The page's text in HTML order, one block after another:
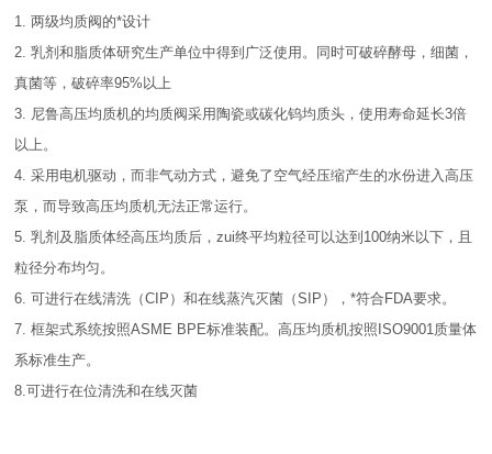
1. 两级均质阀的*设计
2. 乳剂和脂质体研究生产单位中得到广泛使用。同时可破碎酵母，细菌，
真菌等，破碎率95%以上
3. 尼鲁高压均质机的均质阀采用陶瓷或碳化钨均质头，使用寿命延长3倍
以上。
4. 采用电机驱动，而非气动方式，避免了空气经压缩产生的水份进入高压
泵，而导致高压均质机无法正常运行。
5. 乳剂及脂质体经高压均质后，zui终平均粒径可以达到100纳米以下，且
粒径分布均匀。
6. 可进行在线清洗（CIP）和在线蒸汽灭菌（SIP），*符合FDA要求。
7. 框架式系统按照ASME BPE标准装配。高压均质机按照ISO9001质量体
系标准生产。
8.可进行在位清洗和在线灭菌